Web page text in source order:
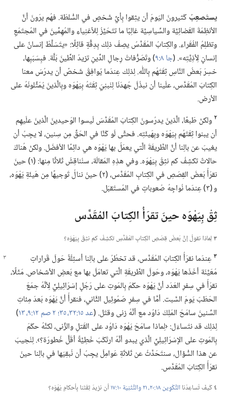
يستَصعِبُكَثيرونَ اليَومَ أن يثِقوا بِأيِّ شَخصٍ في السُّلطَة.‏ فهُم يرَونَ أنَّ
الأنظِمَةَ القَضائِيَّة والسِّياسِيَّة غالِبًا ما تتَحَيَّزُ لِلأغنِياءِ والمُهِمِّينَ في المُجتَمَعِ
وتظلِمُ الفُقَراء.‏ والكِتابُ المُقَدَّسُ يصِفُ ذلِك بِدِقَّةٍ قائِلًا:‏ «يتَسَلَّطُ إنسانٌ على
إنسانٍ لِأذِيَّتِه».‏ (‏جا ٨:‏٩
‏)‏ وتَصَرُّفاتُ رِجالِ الدِّينِ تزيدُ الطِّينَ بَلَّة.‏ فبِسَبَبِها،‏
خسِرَ بَعضُ النَّاسِ ثِقَتَهُم بِاللّٰه.‏ لِذلِك عِندَما يُوافِقُ شَخصٌ أن يدرُسَ معنا
الكِتابَ المُقَدَّس،‏ علَينا أن نبذُلَ جُهدَنَا لِنَبنِيَ ثِقَتَهُ بِيَهْوَه وبِالَّذينَ يُمَثِّلونَهُ على
الأرض.‏
٢ ولكنْ طَبعًا،‏ الَّذينَ يدرُسونَ الكِتابَ المُقَدَّسَ لَيسوا الوَحيدينَ الَّذينَ علَيهِم
أن يبنوا ثِقَتَهُم بِيَهْوَه وبِهَيئَتِه.‏ فحتَّى لَو كُنَّا في الحَقِّ مِن سِنين،‏ لا يجِبُ أن
يغيبَ عن بالِنا أنَّ الطَّريقَةَ الَّتي يعمَلُ بها يَهْوَه هي دائِمًا الأفضَل.‏ ولكنْ هُناكَ
حالاتٌ تكشِفُ كم نثِقُ بِيَهْوَه.‏ وفي هذِهِ المَقالَة،‏ سنُناقِشُ ثَلاثًا مِنها:‏ (‏١)‏ حينَ
نقرَأُ بَعضَ القِصَصِ في الكِتابِ المُقَدَّس،‏ (‏٢)‏ حينَ ننالُ تَوجيهًا مِن هَيئَةِ يَهْوَه،‏
و (‏٣)‏ عِندَما نُواجِهُ صُعوباتٍ في المُستَقبَل.‏
ثِقْ بِيَهْوَه حينَ تقرَأُ الكِتابَ المُقَدَّس
٣ لِماذا نقولُ إنَّ بَعضَ قِصَصِ الكِتابِ المُقَدَّسِ تكشِفُ كم نثِقُ بِيَهْوَه؟‏
٣ عِندَما نقرَأُ الكِتابَ المُقَدَّس،‏ قد تخطُرُ على بالِنا أسئِلَةٌ حَولَ قَراراتٍ
مُعَيَّنَة أخَذَها يَهْوَه،‏ وحَولَ الطَّريقَةِ الَّتي تعامَلَ بها مع بَعضِ الأشخاص.‏ مَثَلًا،‏
نقرَأُ في سِفرِ العَدَد أنَّ يَهْوَه حكَمَ بِالمَوتِ على رَجُلٍ إسْرَائِيلِيٍّ لِأنَّهُ جمَعَ
الحَطَبَ يَومَ السَّبت.‏ أمَّا في سِفرِ صَمُوئِيل الثَّاني،‏ فنقرأُ أنَّ يَهْوَه بَعدَ مِئاتِ
السِّنينَ سامَحَ المَلِكَ دَاوُد مع أنَّهُ زنى وقتَل.‏ (‏عد ١٥:‏٣٢،‏
‏)‏
لِذلِك قد نتَساءَل:‏ ‹لِماذا سامَحَ يَهْوَه دَاوُد على القَتلِ والزِّنى،‏ لكنَّهُ حكَمَ
بِالمَوتِ على الإسْرَائِيلِيِّ الَّذي يبدو أنَّهُ ارتَكَبَ خَطِيَّةً أقَلَّ خُطورَة؟‏›.‏ لِنُجيبَ
عن هذا السُّؤال،‏ سنتَحَدَّثُ عن ثَلاثَةِ عَوامِلَ يجِبُ أن نُبقِيَها في بالِنا حينَ
نقرَأُ الكِتابَ المُقَدَّس.‏
٤كَيفَ تُساعِدُناالتَّكْوِين ١٨:‏٢٠،‏ ٢١ والتَّثْنِيَة ١٠:‏١٧
أن نزيدَ ثِقَتَنا بِأحكامِ يَهْوَه؟‏